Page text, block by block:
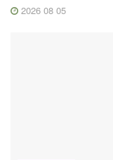
2026 08 05